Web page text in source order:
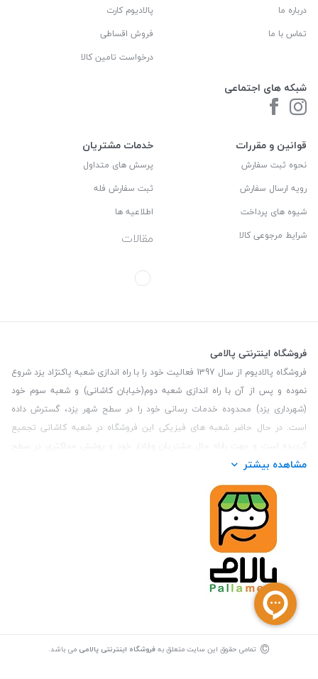
درباره ما
تماس با ما
شبکه های اجتماعی
پالادیوم کارت
فروش اقساطی
درخواست تامین کالا
قوانین و مقررات
نحوه ثبت سفارش
رویه ارسال سفارش
شیوه های پرداخت
شرایط مرجوعی کالا
خدمات مشتریان
پرسش های متداول
ثبت سفارش فله
اطلاعیه ها
مقالات
فروشگاه اینترنتی پالامی
فروشگاه پالادیوم از سال 1397 فعالیت خود را با راه اندازی شعبه پاکنژاد یزد شروع
نموده و پس از آن با راه اندازی شعبه دوم(خیابان کاشانی) و شعبه سوم خود
(شهرداری یزد) محدوده خدمات رسانی خود را در سطح شهر یزد، گسترش داده
است. در حال حاضر شعبه های فیزیکی این فروشگاه در شعبه کاشانی تجمیع
گردیده است و جهت رفاه حال مشتریان وفادار خود و پوشش حداکثری در سطح
استان یزد و همچنین مشتریان سطح کشور، فروشگاه اینترنتی پالامی را راه اندازی
نموده است. هدف فروشگاه اینترنتی پالامی فراهم نمودن یک خرید اینترنتی
مطمئن، با کالاهای متنوع، باکیفیت و دارای قیمت مناسب می باشد که مشتری
بتواند در مدت زمان کوتاه کالاهای خود را سفارش داده و در زمان مورد نظر خود
تحویل بگیرد و در صورت وجود عدم تطابق سفارش و کالای تحویل شده ضمانت
بازگشت کالا هم داشته باشد. سابقه درخشان در فروش حضوری و جذب مشتریان و
انعقاد قرارداد با ارگان های دولتی و خصوصی از افتخارات این مجموعه می باشد.
یکی از مهم‌ترین دغدغه‌های کاربران خرید اینترنتی، این است که کالای خریداری
شده در زمان مورد نظر آنها بدستشان برسد، لذا فروشگاه اینترنتی پالامی این
قابلیت را دارد تا علاوه بر روش تعیین روز و ساعت تحویل سفارش به مشتری،
روش ارسال فوری ( تحویل کمتر از 1 ساعت) را نیز در سطح استان یزد ارائه دهد.
مشاهده بیشتر
© تمامی حقوق این سایت متعلق بهفروشگاه اینترنتی پالامی می باشد.